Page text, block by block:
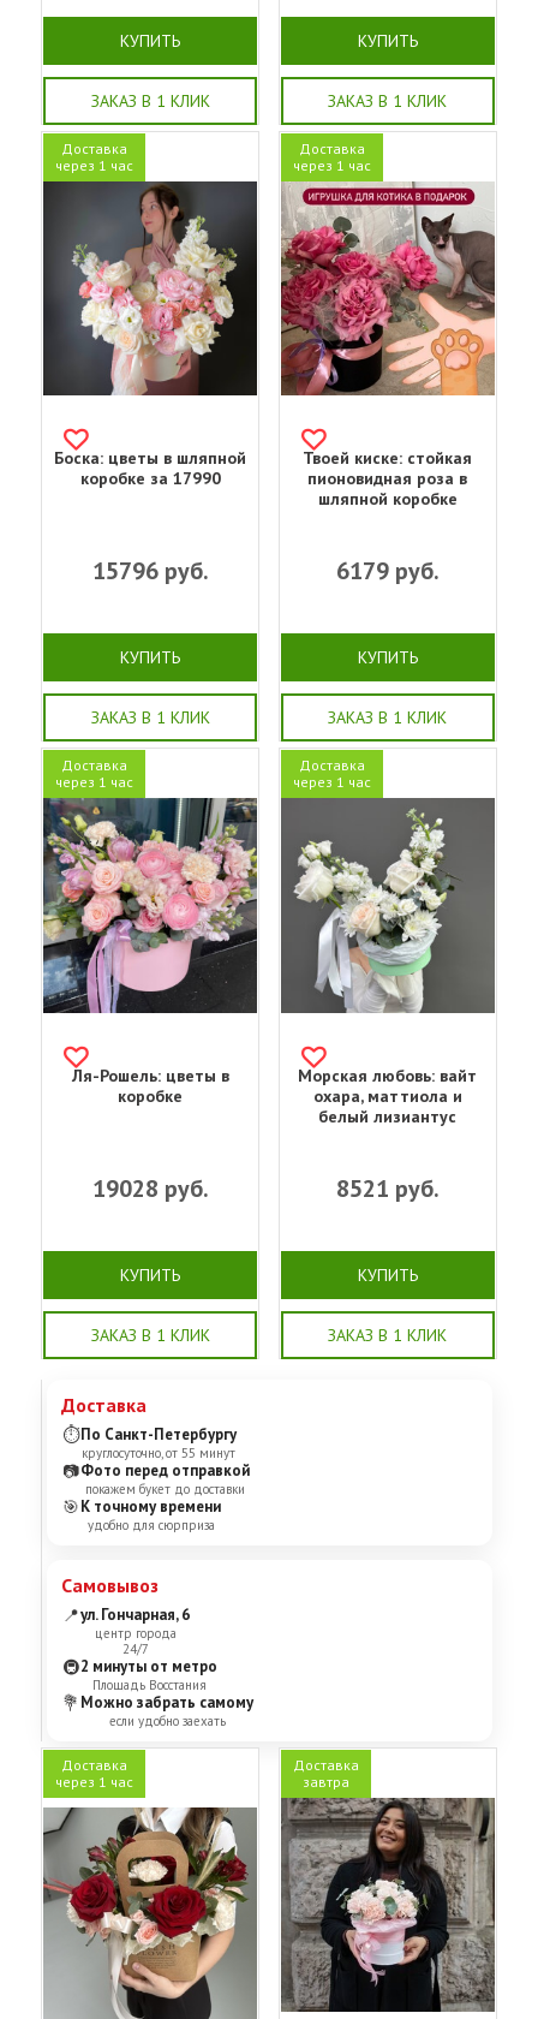
КУПИТЬ
ЗАКАЗ В 1 КЛИК
КУПИТЬ
ЗАКАЗ В 1 КЛИК
Доставка
через 1 час
Боска: цветы в шляпной
коробке за 17990
15796руб.
КУПИТЬ
ЗАКАЗ В 1 КЛИК
Доставка
через 1 час
Твоей киске: стойкая
пионовидная роза в
шляпной коробке
6179руб.
КУПИТЬ
ЗАКАЗ В 1 КЛИК
Доставка
через 1 час
Ля-Рошель: цветы в
коробке
19028 руб.
КУПИТЬ
ЗАКАЗ В 1 КЛИК
Доставка
через 1 час
Морская любовь: вайт
охара, маттиола и
белый лизиантус
8521 руб.
КУПИТЬ
ЗАКАЗ В 1 КЛИК
Доставка
⏱По Санкт-Петербургу
круглосуточно, от 55 минут
📷Фото перед отправкой
покажем букет до доставки
🎯К точному времени
удобно для сюрприза
Самовывоз
📍ул. Гончарная, 6
центр города
24/7
🚇2 минуты от метро
Площадь Восстания
💐 Можно забрать самому
если удобно заехать
Доставка
через 1 час
Доставка
завтра